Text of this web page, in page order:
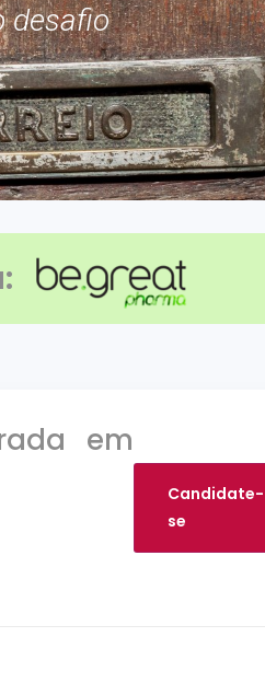
desafio
:
em
Candidate-
se